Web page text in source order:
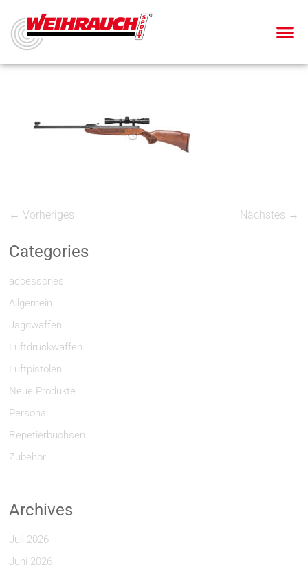
← Vorheriges Nächstes →
Categories
accessories
Allgemein
Jagdwaffen
Luftdruckwaffen
Luftpistolen
Neue Produkte
Personal
Repetierbüchsen
Zubehör
Archives
Juli 2026
Juni 2026